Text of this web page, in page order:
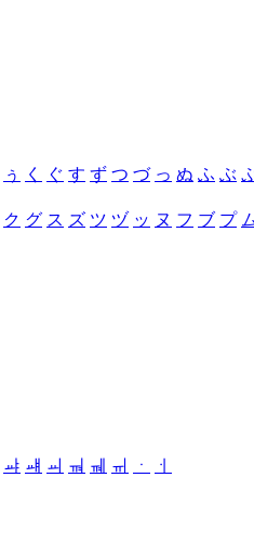
ぅ く ぐ す ず つ づ っ ぬ ふ ぶ
ク グ ス ズ ツ ヅ ッ ヌ フ ブ プ
ㆇ ㆈ ㆉ ㆊ ㆋ ㆌ ㆍ
ㆎ